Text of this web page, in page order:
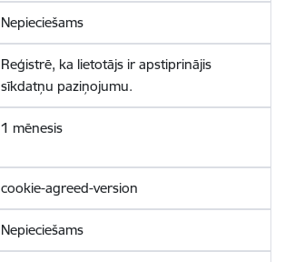
Nepieciešams
Reģistrē, ka lietotājs ir apstiprinājis
sīkdatņu paziņojumu.
1 mēnesis
cookie-agreed-version
Nepieciešams